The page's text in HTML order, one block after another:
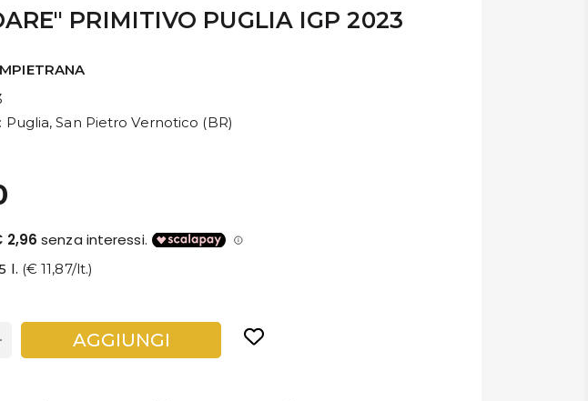
PRIMITIVO PUGLIA IGP 2023
: Puglia, San Pietro Vernotico (BR)
l. (€ 11,87/lt.)
AGGIUNGI